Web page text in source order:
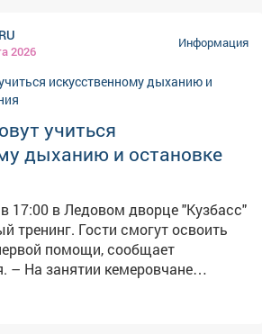
Полный список точек
найти на карте заглубленных и
hEGfq
2026
Информация
учиться
дыханию и остановке
в 17:00 в Ледовом дворце "Кузбасс"
тренинг. Гости смогут освоить
помощи, сообщает
лёгочную реанимацию, помощь
удушье и потери сознания, а также